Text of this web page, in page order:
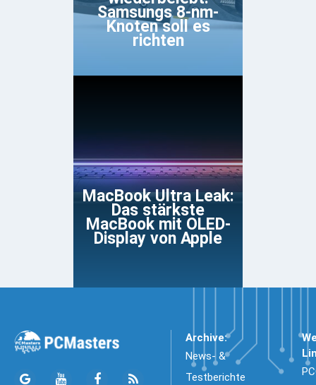
Samsungs 8-nm-
Knoten soll es
richten
MacBook Ultra Leak:
Das stärkste
MacBook mit OLED-
Display von Apple
Archive:
News- &
Testberichte